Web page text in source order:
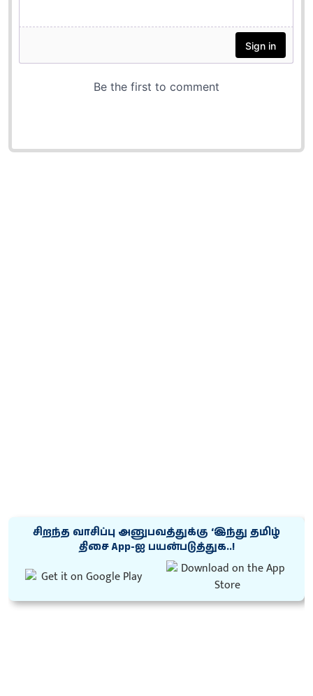
சிறந்த வாசிப்பு அனுபவத்துக்கு ‘இந்து தமிழ்
திசை App-ஐ பயன்படுத்துக..!